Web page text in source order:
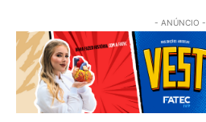
- ANÚNCIO -